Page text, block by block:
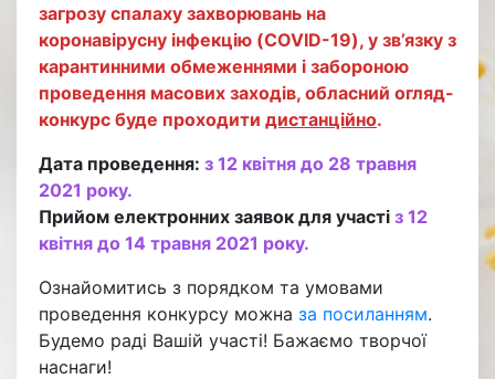
загрозу спалаху захворювань на
коронавірусну інфекцію (COVID-19), у зв’язку з
карантинними обмеженнями і забороною
проведення масових заходів, обласний огляд-
конкурс буде проходити дистанційно.
Дата проведення: з 12 квітня до 28 травня
2021 року.
Прийом електронних заявок для участі з 12
квітня до 14 травня 2021 року.
Ознайомитись з порядком та умовами
проведення конкурсу можна за посиланням.
Будемо раді Вашій участі! Бажаємо творчої
наснаги!